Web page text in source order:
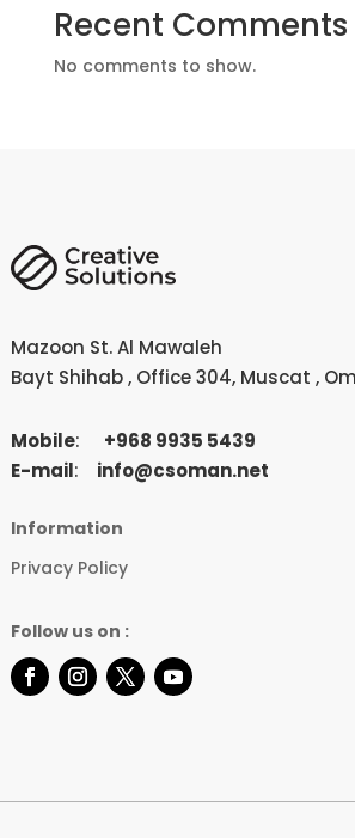
Recent Comments
No comments to show.
Mazoon St. Al Mawaleh
Bayt Shihab , Office 304, Muscat ,
Mobile: +968 9935 5439
E-mail: info@csoman.net
Information
Privacy Policy
Follow us on :